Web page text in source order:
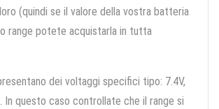
(quindi se il valore della vostra batteria
range potete acquistarla in tutta
dei voltaggi specifici tipo: 7.4V,
In questo caso controllate che il range si